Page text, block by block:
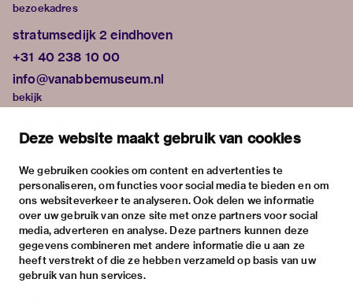
Deze website maakt gebruik van cookies
We gebruiken cookies om content en advertenties te
personaliseren, om functies voor social media te bieden en om
ons websiteverkeer te analyseren. Ook delen we informatie
over uw gebruik van onze site met onze partners voor social
media, adverteren en analyse. Deze partners kunnen deze
gegevens combineren met andere informatie die u aan ze
heeft verstrekt of die ze hebben verzameld op basis van uw
gebruik van hun services.
bezoekadres
stratumsedijk 2 eindhoven
+31 40 238 10 00
info@vanabbemuseum.nl
bekijk
activiteiten
praktische informatie
over
het museum
de collectie
fondsen & partners